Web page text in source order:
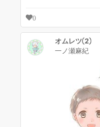
0
オムレツ②
一ノ瀬麻紀